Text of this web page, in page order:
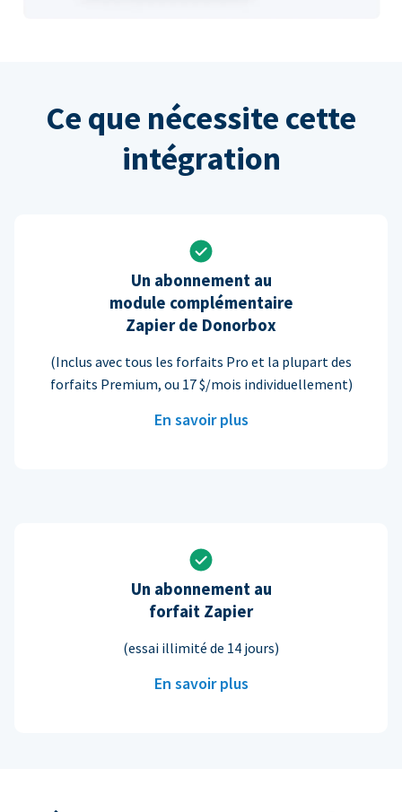
Ce que nécessite cette
intégration
Un abonnement au
module complémentaire
Zapier de Donorbox
(Inclus avec tous les forfaits Pro et la plupart des
forfaits Premium, ou 17 $/mois individuellement)
En savoir plus
Un abonnement au
forfait Zapier
(essai illimité de 14 jours)
En savoir plus